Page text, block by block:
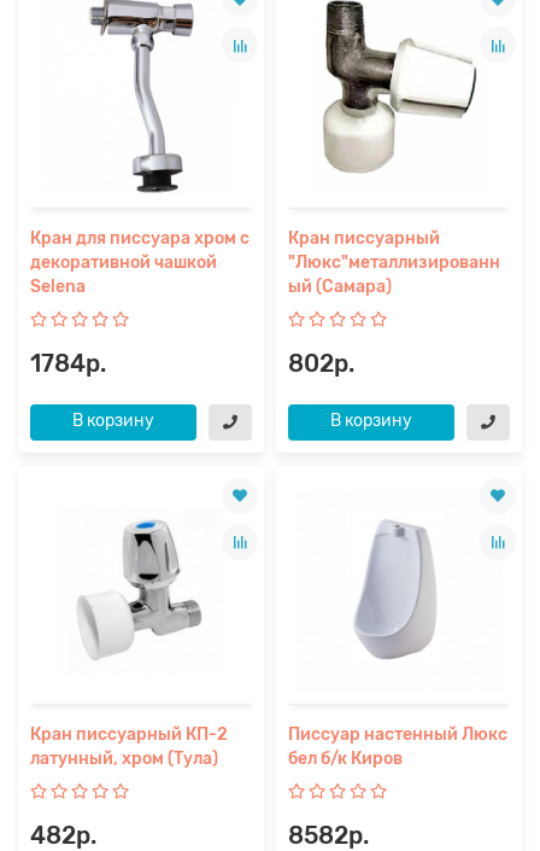
Кран для писсуара хром с
декоративной чашкой
Selena
1784р.
В корзину
Кран писсуарный
"Люкс"металлизированн
ый (Самара)
802р.
В корзину
Кран писсуарный КП-2
латунный, хром (Тула)
482р.
Писсуар настенный Люкс
бел б/к Киров
8582р.